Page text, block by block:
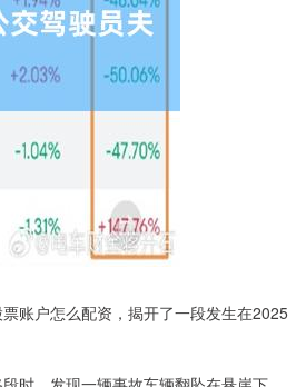
账户怎么配资，揭开了一段发生在2025